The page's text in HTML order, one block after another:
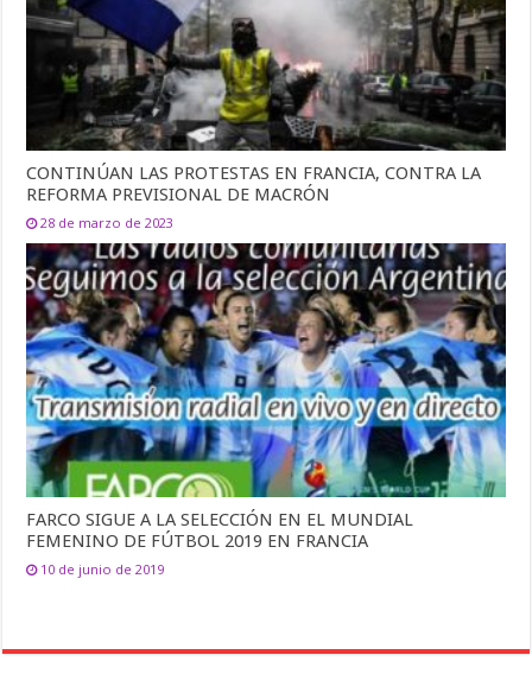
CONTINÚAN LAS PROTESTAS EN FRANCIA, CONTRA LA
REFORMA PREVISIONAL DE MACRÓN
28 de marzo de 2023
FARCO SIGUE A LA SELECCIÓN EN EL MUNDIAL
FEMENINO DE FÚTBOL 2019 EN FRANCIA
10 de junio de 2019